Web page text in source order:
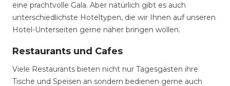
eine prachtvolle Gala. Aber natürlich gibt es auch
unterschiedlichste Hoteltypen, die wir Ihnen auf unseren
Hotel-Unterseiten gerne näher bringen wollen.
Restaurants und Cafes
Viele Restaurants bieten nicht nur Tagesgästen ihre
Tische und Speisen an sondern bedienen gerne auch